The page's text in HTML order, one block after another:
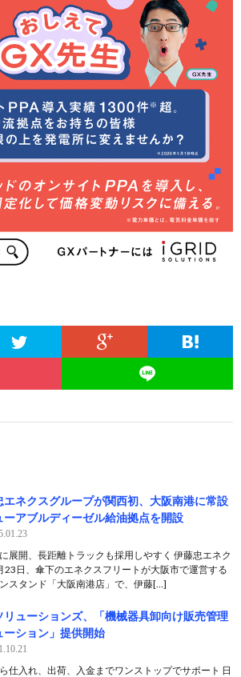
エネクスグループが関西初、大阪南港に常設
ーアブルディーゼル給油拠点を開設
展開、長距離トラックも採用しやすく 伊藤忠エネク
23日、傘下のエネクスフリートが大阪市で運営する
スタンド「大阪南港店」で、伊藤[…]
リューションズ、「機械器具卸向け販売管理
ーション」提供開始
仕入れ、出荷、入金までワンストップでサポート 日